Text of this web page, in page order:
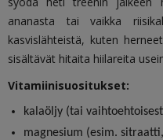
ananasta tai vaikka
kasvislähteistä, kuten
sisältävät hitaita hiilareita
Vitamiinisuositukset:
kalaöljy (tai
magnesium (esim.